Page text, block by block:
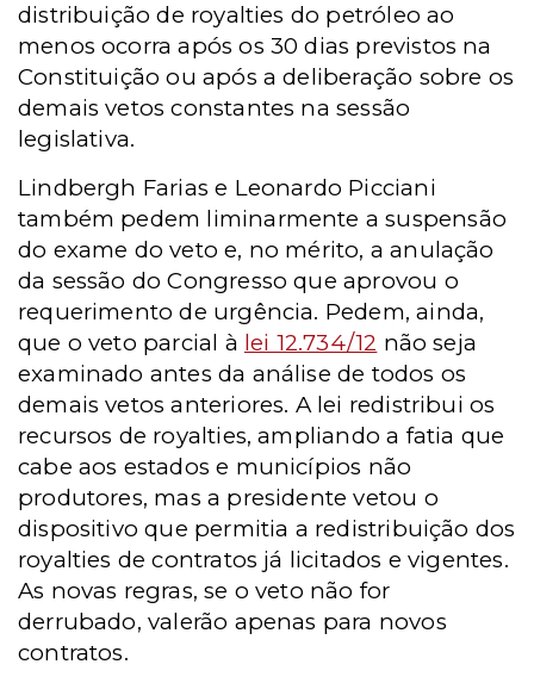
distribuição de royalties do petróleo ao
menos ocorra após os 30 dias previstos na
Constituição ou após a deliberação sobre os
demais vetos constantes na sessão
legislativa.
Lindbergh Farias e Leonardo Picciani
também pedem liminarmente a suspensão
do exame do veto e, no mérito, a anulação
da sessão do Congresso que aprovou o
requerimento de urgência. Pedem, ainda,
que o veto parcial à lei 12.734/12 não seja
examinado antes da análise de todos os
demais vetos anteriores. A lei redistribui os
recursos de royalties, ampliando a fatia que
cabe aos estados e municípios não
produtores, mas a presidente vetou o
dispositivo que permitia a redistribuição dos
royalties de contratos já licitados e vigentes.
As novas regras, se o veto não for
derrubado, valerão apenas para novos
contratos.